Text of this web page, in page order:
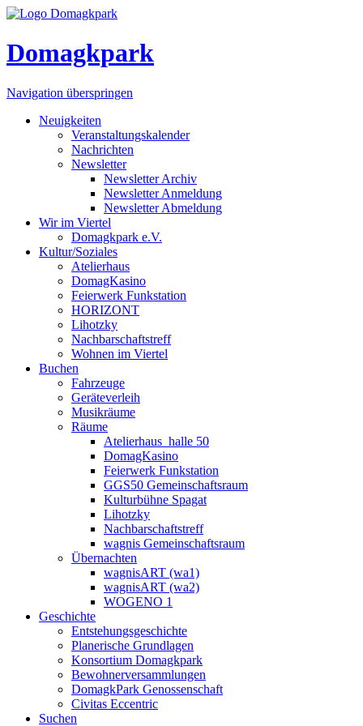
Domagkpark
Navigation überspringen
Neuigkeiten
Veranstaltungskalender
Nachrichten
Newsletter
Newsletter Archiv
Newsletter Anmeldung
Newsletter Abmeldung
Wir im Viertel
Domagkpark e.V.
Kultur/Soziales
Atelierhaus
DomagKasino
Feierwerk Funkstation
HORIZONT
Lihotzky
Nachbarschaftstreff
Wohnen im Viertel
Buchen
Fahrzeuge
Geräteverleih
Musikräume
Räume
Atelierhaus_halle 50
DomagKasino
Feierwerk Funkstation
GGS50 Gemeinschaftsraum
Kulturbühne Spagat
Lihotzky
Nachbarschaftstreff
wagnis Gemeinschaftsraum
Übernachten
wagnisART (wa1)
wagnisART (wa2)
WOGENO 1
Geschichte
Entstehungsgeschichte
Planerische Grundlagen
Konsortium Domagkpark
Bewohnerversammlungen
DomagkPark Genossenschaft
Civitas Eccentric
Suchen